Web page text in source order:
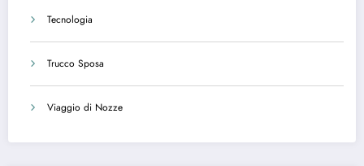
Tecnologia
Trucco Sposa
Viaggio di Nozze